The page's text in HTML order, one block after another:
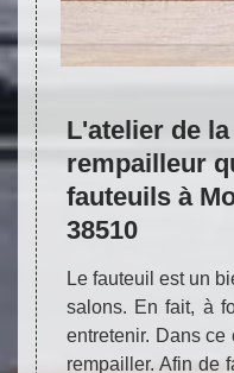
Réparation de tapis 38
à
les
des
L'atelier de
rempailleur
fauteuils à
38510
Le fauteuil est un
salons. En fait, à
entretenir. Dans
rempailler. Afin de